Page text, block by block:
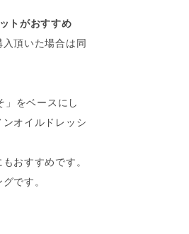
トがおすすめ
頂いた場合は同
」をベースにし
オイルドレッシ
おすすめです。
です。